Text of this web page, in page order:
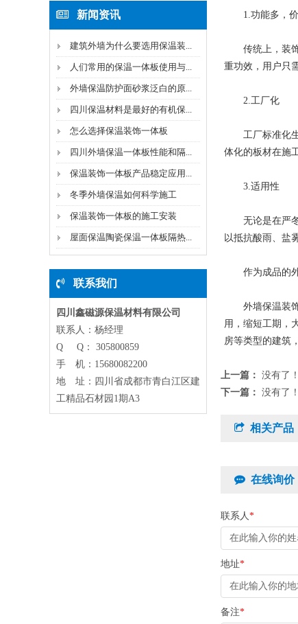
新闻资讯
建筑外墙为什么要选用保温装...
人们常用的保温一体板使用与...
外墙保温防护面砂浆泛白的原...
四川保温材料是最好的有机保...
怎么选择保温装饰一体板
四川外墙保温一体板性能和隔...
保温装饰一体板产品稳定应用...
冬季外墙保温如何科学施工
保温装饰一体板的施工安装
屋面保温陶瓷保温一体板隔热...
联系我们
四川鑫磁源保温材料有限公司
联系人：杨经理
Q Q： 305800859
手 机：15680082200
地 址：四川省成都市青白江区建
工精品石材园1期A3
1.功能多，价
传统上，装饰
重功效，用户只
2.工厂化
工厂标准化生
体化的板材在施
3.适用性
无论是在严冬
以抵抗酸雨、盐
作为成品的外
外墙保温装饰
用，缩短工期，
房等类型的建筑
上一篇： 没有了！
下一篇： 没有了！
相关产品
在线询价
联系人*
地址*
备注*